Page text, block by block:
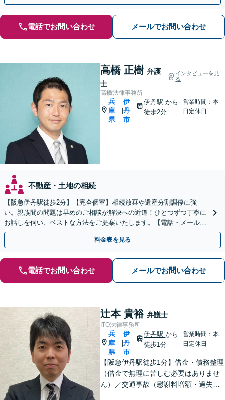
電話でお問い合わせ メールでお問い合わせ
高橋 正樹 弁護
士
インタビューを見
る
高橋法律事務所
兵
庫
県
伊
丹
市
伊丹駅から
徒歩2分
営業時間：本
日定休日
不動産・土地の相続
【阪急伊丹駅徒歩2分】【完全個室】相続放棄や遺産分割調停に強
い。親族間の問題は早めのご相談が解決への近道！ひとつずつ丁寧に
お話しを伺い、ベストな方法をご提案いたします。【電話・メール相
談初回無料】【休日夜間対応可】【オンライン可能】
料金表を見る
電話でお問い合わせ メールでお問い合わせ
辻本 貴裕 弁護士
ITO法律事務所
兵
庫
県
伊
丹
市
伊丹駅から
徒歩1分
営業時間：本
日定休日
【阪急伊丹駅徒歩1分】借金・債務整理
（借金で無理に苦しむ必要はありませ
ん）／交通事故（慰謝料増額・過失割